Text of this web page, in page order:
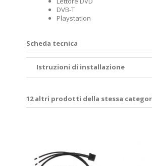
DVB-T
Playstation
Scheda tecnica
Istruzioni di installazione
12 altri prodotti della stessa